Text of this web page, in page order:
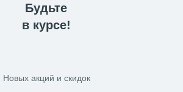
Будьте
в курсе!
Новых акций и скидок